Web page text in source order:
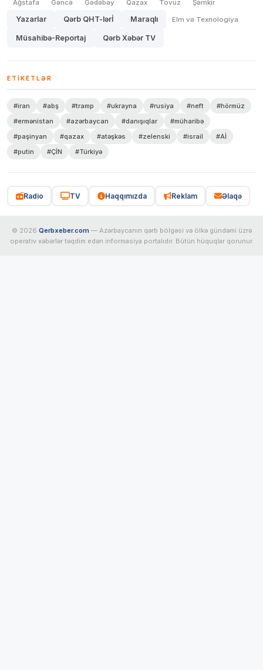
Ağstafa Gəncə Gədəbəy Qazax Tovuz Şəmkir
Yazarlar Qərb QHT-lərİ Maraqlı Elm və Texnologiya
Müsahibə-Reportaj Qərb Xəbər TV
ETIKETLƏR
#iran #abş #tramp #ukrayna #rusiya #neft
#hörmüz
#ermənistan
#azərbaycan #danışıqlar
#müharibə
#paşinyan
#qazax #atəşkəs #zelenski #israil
#Aİ
#putin
#ÇİN #Türkiyə
Radio TV Haqqımızda Reklam Əlaqə
© 2026 Qerbxeber.com — Azərbaycanın qərb bölgəsi və ölkə gündəmi üzrə
operativ xəbərlər təqdim edən informasiya portalıdır. Bütün hüquqlar qorunur.